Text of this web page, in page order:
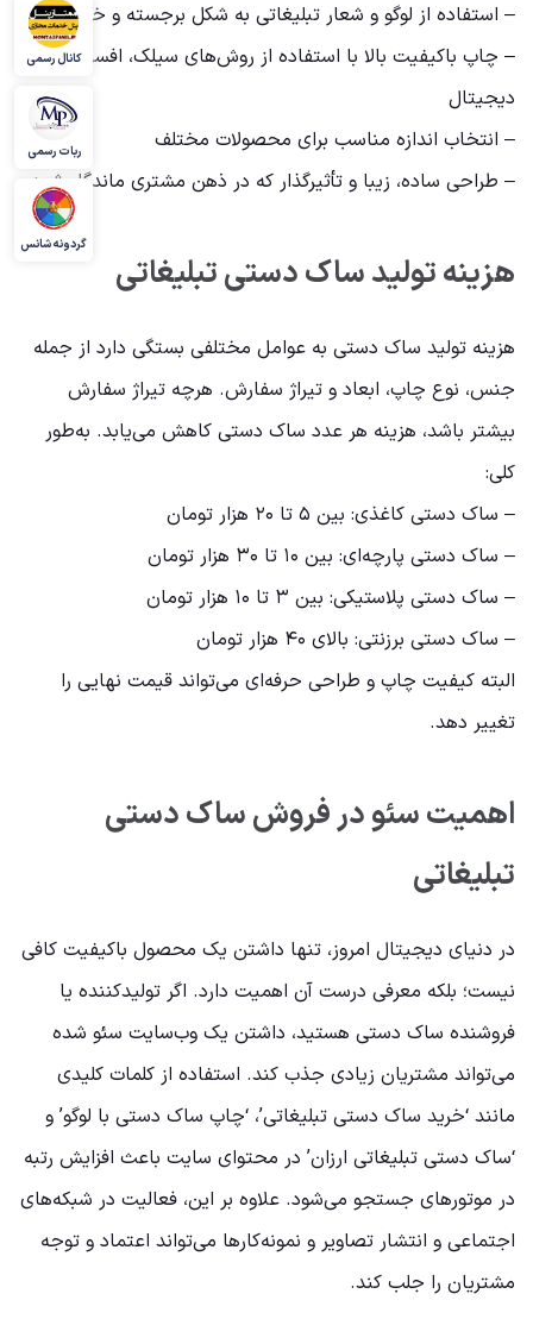
– استفاده از لوگو و شعار تبلیغاتی به شکل برجسته و خوانا
– چاپ باکیفیت بالا با استفاده از روش‌های سیلک، افست یا
دیجیتال
– انتخاب اندازه مناسب برای محصولات مختلف
– طراحی ساده، زیبا و تأثیرگذار که در ذهن مشتری ماندگار شود
هزینه تولید ساک دستی تبلیغاتی
هزینه تولید ساک دستی به عوامل مختلفی بستگی دارد از جمله
جنس، نوع چاپ، ابعاد و تیراژ سفارش. هرچه تیراژ سفارش
بیشتر باشد، هزینه هر عدد ساک دستی کاهش می‌یابد. به‌طور
کلی:
– ساک دستی کاغذی: بین ۵ تا ۲۰ هزار تومان
– ساک دستی پارچه‌ای: بین ۱۰ تا ۳۰ هزار تومان
– ساک دستی پلاستیکی: بین ۳ تا ۱۰ هزار تومان
– ساک دستی برزنتی: بالای ۴۰ هزار تومان
البته کیفیت چاپ و طراحی حرفه‌ای می‌تواند قیمت نهایی را
تغییر دهد.
اهمیت سئو در فروش ساک دستی
تبلیغاتی
در دنیای دیجیتال امروز، تنها داشتن یک محصول باکیفیت کافی
نیست؛ بلکه معرفی درست آن اهمیت دارد. اگر تولیدکننده یا
فروشنده ساک دستی هستید، داشتن یک وب‌سایت سئو شده
می‌تواند مشتریان زیادی جذب کند. استفاده از کلمات کلیدی
مانند ‘خرید ساک دستی تبلیغاتی’، ‘چاپ ساک دستی با لوگو’ و
‘ساک دستی تبلیغاتی ارزان’ در محتوای سایت باعث افزایش رتبه
در موتورهای جستجو می‌شود. علاوه بر این، فعالیت در شبکه‌های
اجتماعی و انتشار تصاویر و نمونه‌کارها می‌تواند اعتماد و توجه
مشتریان را جلب کند.
کانال رسمی
ربات رسمی
گردونه شانس